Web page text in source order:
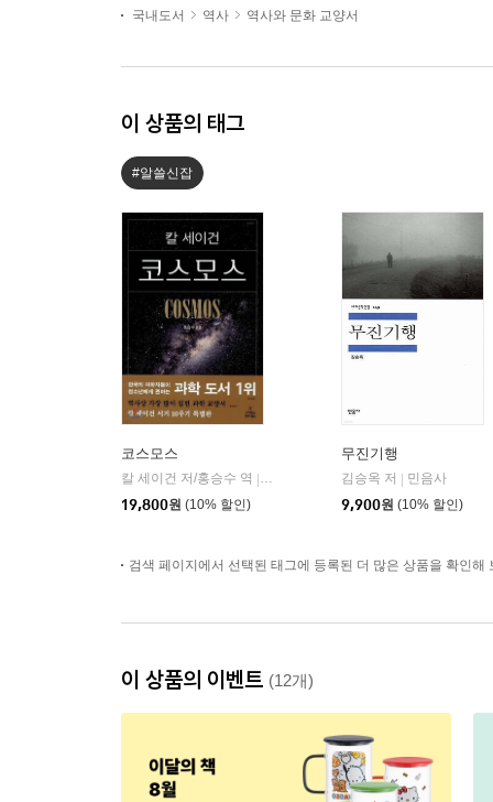
국내도서 역사 역사와 문화 교양서
이 상품의 태그
#알쓸신잡
코스모스
칼 세이건 저/홍승수 역
사이언스북스
19,800원 (10% 할인)
무진기행
김승옥 저
민음사
9,900원 (10% 할인)
검색 페이지에서 선택된 태그에 등록된 더 많은 상품을 확인해
이 상품의 이벤트 (12개)